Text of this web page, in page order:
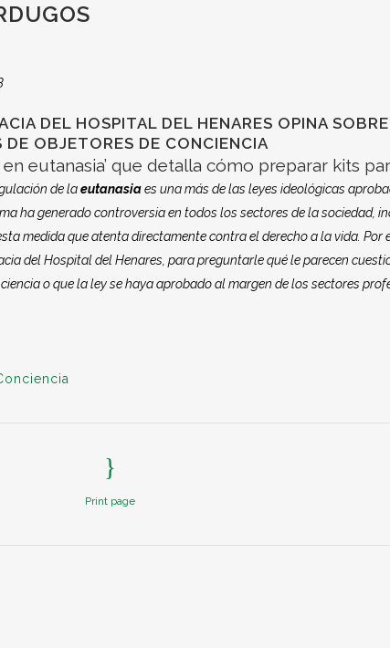
DEL HOSPITAL DEL HENARES OPINA SOBRE
OBJETORES DE CONCIENCIA
eutanasia’ que detalla cómo preparar kits
de laeutanasiaes una más de las leyes ideológicas
ha generado controversia en todos los sectores de la sociedad,
medida que atenta directamente contra el derecho a la vida. Por
del Hospital del Henares, para preguntarle qué le parecen
o que la ley se haya aprobado al margen de los sectores
Print page